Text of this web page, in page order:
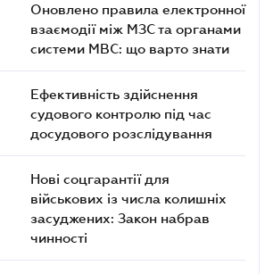
Оновлено правила електронної
взаємодії між МЗС та органами
системи МВС: що варто знати
Ефективність здійснення
судового контролю під час
досудового розслідування
Нові соцгарантії для
військових із числа колишніх
засуджених: Закон набрав
чинності